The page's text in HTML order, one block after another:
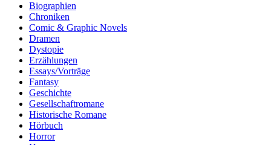
Biographien
Chroniken
Comic & Graphic Novels
Dramen
Dystopie
Erzählungen
Essays/Vorträge
Fantasy
Geschichte
Gesellschaftromane
Historische Romane
Hörbuch
Horror